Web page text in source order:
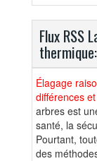
Flux RSS
thermique:
Élagage
différences
arbres est
santé, la
Pourtant,
des